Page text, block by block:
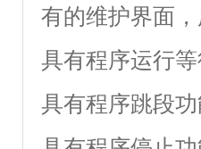
有的维护界面
具有程序运行等待
具有程序跳段功能